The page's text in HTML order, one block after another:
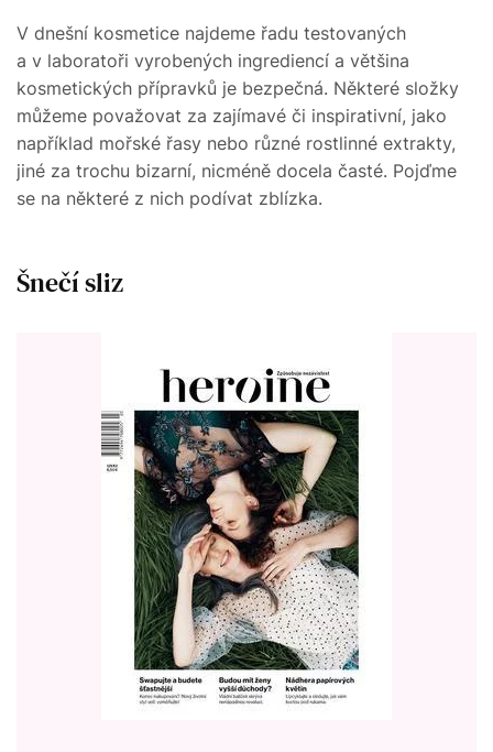
V dnešní kosmetice najdeme řadu testovaných
a v laboratoři vyrobených ingrediencí a většina
kosmetických přípravků je bezpečná. Některé složky
můžeme považovat za zajímavé či inspirativní, jako
například mořské řasy nebo různé rostlinné extrakty,
jiné za trochu bizarní, nicméně docela časté. Pojďme
se na některé z nich podívat zblízka.
Šnečí sliz